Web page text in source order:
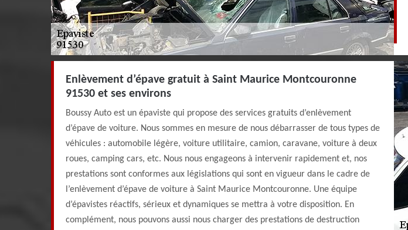
Enlèvement d’épave gratuit à Saint Maurice Montcouronne
91530 et ses environs
Boussy Auto est un épaviste qui propose des services gratuits d’enlèvement
d’épave de voiture. Nous sommes en mesure de nous débarrasser de tous types de
véhicules : automobile légère, voiture utilitaire, camion, caravane, voiture à deux
roues, camping cars, etc. Nous nous engageons à intervenir rapidement et, nos
prestations sont conformes aux législations qui sont en vigueur dans le cadre de
l’enlèvement d’épave de voiture à Saint Maurice Montcouronne. Une équipe
d’épavistes réactifs, sérieux et dynamiques se mettra à votre disposition. En
complément, nous pouvons aussi nous charger des prestations de destruction